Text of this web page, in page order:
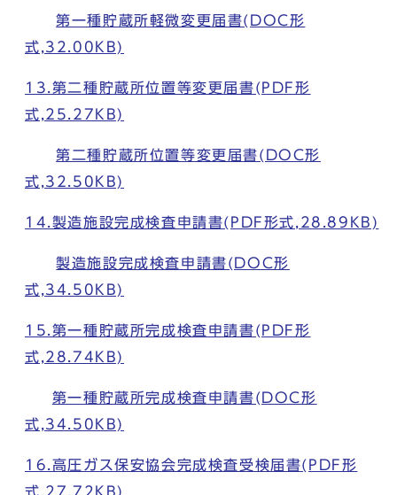
第一種貯蔵所軽微変更届書(DOC形
式,32.00KB)
13.第二種貯蔵所位置等変更届書(PDF形
式,25.27KB)
第二種貯蔵所位置等変更届書(DOC形
式,32.50KB)
14.製造施設完成検査申請書(PDF形式,28.89KB)
製造施設完成検査申請書(DOC形
式,34.50KB)
15.第一種貯蔵所完成検査申請書(PDF形
式,28.74KB)
第一種貯蔵所完成検査申請書(DOC形
式,34.50KB)
16.高圧ガス保安協会完成検査受検届書(PDF形
式,27.72KB)